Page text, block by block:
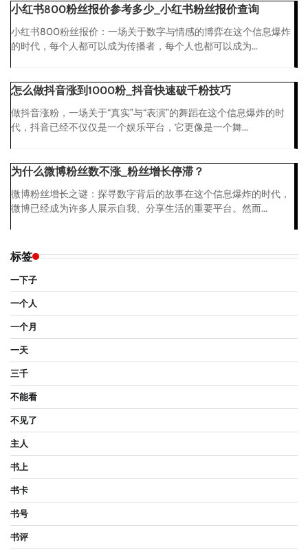
小红书800粉丝报价参考多少_小红书粉丝报价查询
小红书800粉丝报价：一场关于数字与情感的博弈在这个信息爆炸
的时代，每个人都可以成为传播者，每个人也都可以成为...
怎么做抖音涨到1000粉_抖音快速破千粉技巧
做抖音涨粉，一场关于“真实”与“表演”的舞蹈在这个信息爆炸的时
代，抖音已经不仅仅是一个娱乐平台，它更像是一个舞...
为什么微博粉丝数不涨_粉丝增长停滞？
微博粉丝增长之谜：探寻数字背后的故事在这个信息爆炸的时代，
微博已经成为许多人展示自我、分享生活的重要平台。然而...
标签
一下子
一个人
一个月
一天
三千
不能看
不见了
主人
书上
书卡
书号
书评